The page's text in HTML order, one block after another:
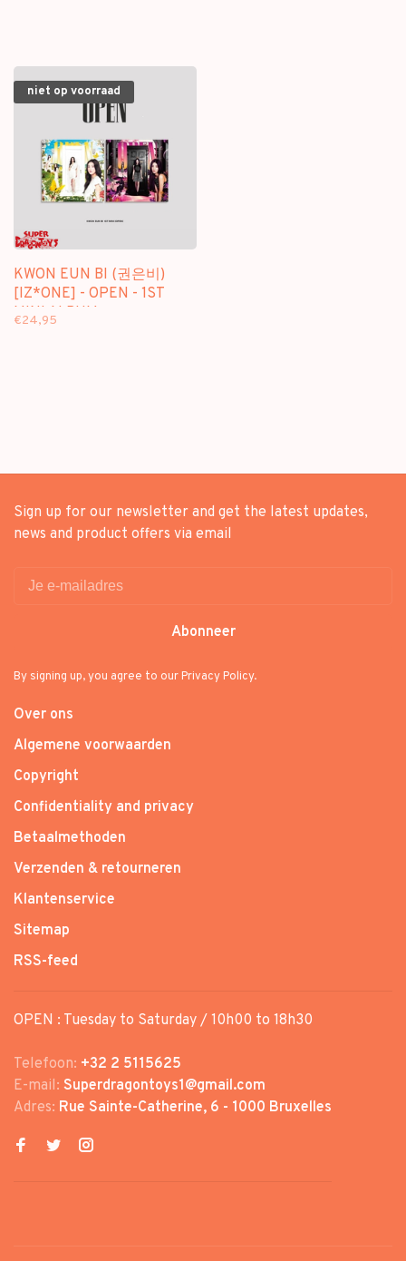
niet op voorraad
KWON EUN BI (권은비)
[IZ*ONE] - OPEN - 1ST
MINI ALBUM
€24,95
Sign up for our newsletter and get the latest updates,
news and product offers via email
Abonneer
By signing up, you agree to our Privacy Policy.
Over ons
Algemene voorwaarden
Copyright
Confidentiality and privacy
Betaalmethoden
Verzenden & retourneren
Klantenservice
Sitemap
RSS-feed
OPEN : Tuesday to Saturday / 10h00 to 18h30
Telefoon: +32 2 5115625
E-mail: Superdragontoys1@gmail.com
Adres: Rue Sainte-Catherine, 6 - 1000 Bruxelles